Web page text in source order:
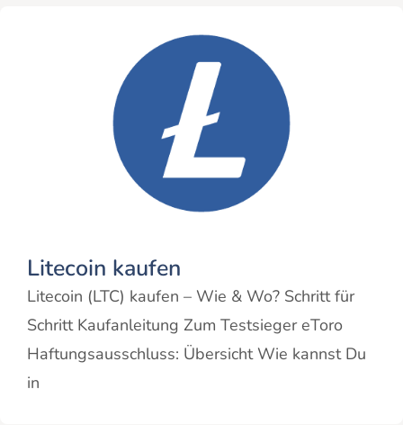
Litecoin kaufen
Litecoin (LTC) kaufen – Wie & Wo? Schritt für
Schritt Kaufanleitung Zum Testsieger eToro
Haftungsausschluss: Übersicht Wie kannst Du
in